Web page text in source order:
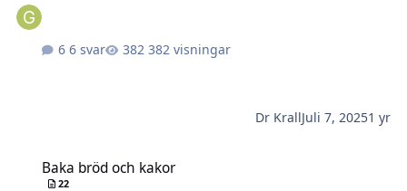
6 svar 382 visningar
Dr KrallJuli 7, 20251 yr
Baka bröd och kakor
22